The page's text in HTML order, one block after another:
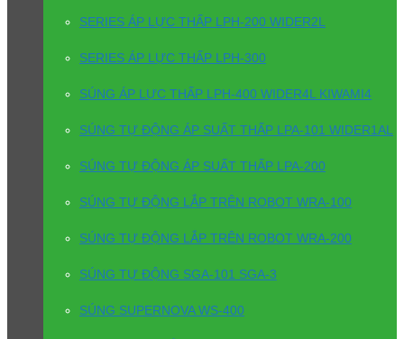
SERIES ÁP LỰC THẤP LPH-200 WIDER2L
SERIES ÁP LỰC THẤP LPH-300
SÚNG ÁP LỰC THẤP LPH-400 WIDER4L KIWAMI4
SÚNG TỰ ĐỘNG ÁP SUẤT THẤP LPA-101 WIDER1AL
SÚNG TỰ ĐỘNG ÁP SUẤT THẤP LPA-200
SÚNG TỰ ĐỘNG LẮP TRÊN ROBOT WRA-100
SÚNG TỰ ĐỘNG LẮP TRÊN ROBOT WRA-200
SÚNG TỰ ĐỘNG SGA-101 SGA-3
SÚNG SUPERNOVA WS-400